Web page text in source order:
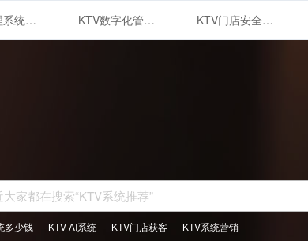
KTV管理系统的智能化运用与优势 KTV数字化管理系统 KTV门店安全管理体系建设
多少钱 KTV AI系统 KTV门店获客 KTV系统营销